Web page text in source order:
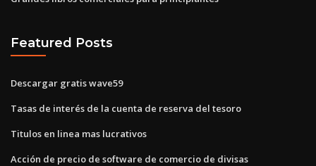
Featured Posts
Descargar gratis wave59
Tasas de interés de la cuenta de reserva del tesoro
Titulos en linea mas lucrativos
Acción de precio de software de comercio de divisas